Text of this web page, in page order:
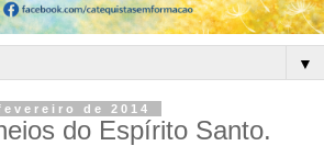
▼
de 2014
do Espírito Santo.